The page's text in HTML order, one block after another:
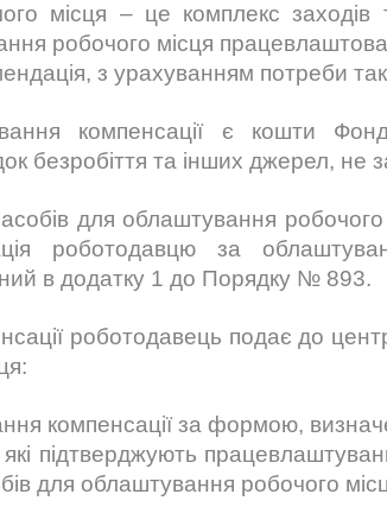
місця – це комплекс
робочого місця
з урахуванням потреби
компенсації є кошти
безробіття та інших джерел, не
для облаштування
роботодавцю за
в додатку 1 до Порядку № 893.
роботодавець подає до
компенсації за формою,
які підтверджують
для облаштування робочого